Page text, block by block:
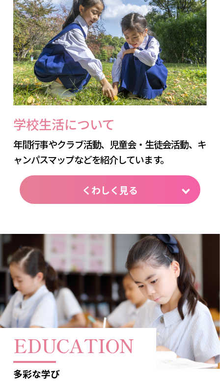
学校生活について
年間行事やクラブ活動、児童会・生徒会活動、 キ
ャンパスマップなどを紹介しています。
くわしく見る
EDUCATION
多彩な学び